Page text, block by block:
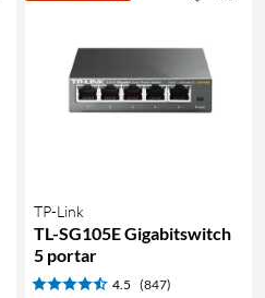
TP-Link
TL-SG105E Gigabitswitch
5 portar
4.5 (847)